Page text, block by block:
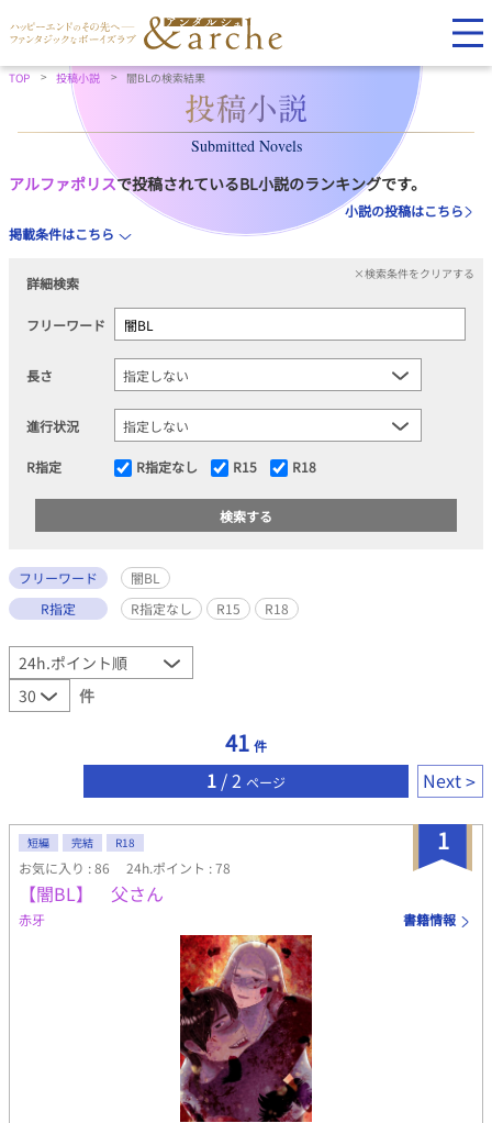
TOP 投稿小説 闇BLの検索結果
Submitted Novels
アルファポリスで投稿されているBL小説のランキングです。
小説の投稿はこちら
掲載条件はこちら
詳細検索
×検索条件をクリアする
フリーワード
長さ
進行状況
R指定 R指定なし R15 R18
フリーワード
闇BL
R指定
R指定なし R15 R18
件
41 件
1 / 2 ページ Next
1
短編 完結 R18
お気に入り : 86 24h.ポイント : 78
【闇BL】 父さん
赤牙 書籍情報